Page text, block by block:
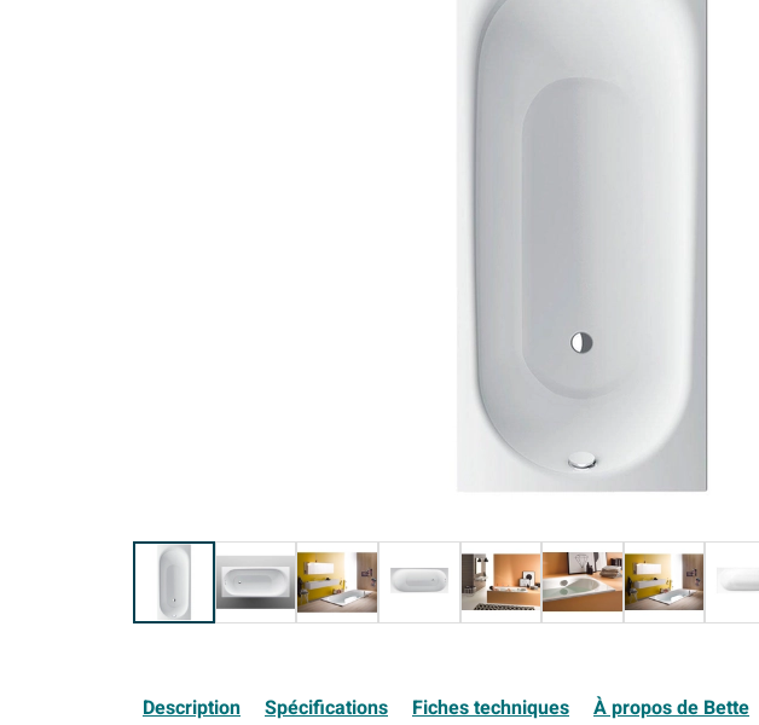
Description Spécifications Fiches techniques À propos de Bette